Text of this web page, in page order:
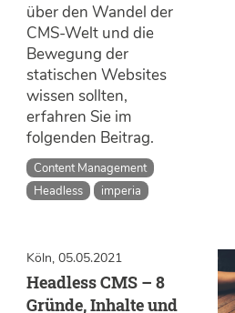
über den Wandel der
CMS-Welt und die
Bewegung der
statischen Websites
wissen sollten,
erfahren Sie im
folgenden Beitrag.
Content Management
Headless
imperia
Köln, 05.05.2021
Headless CMS – 8
Gründe, Inhalte und